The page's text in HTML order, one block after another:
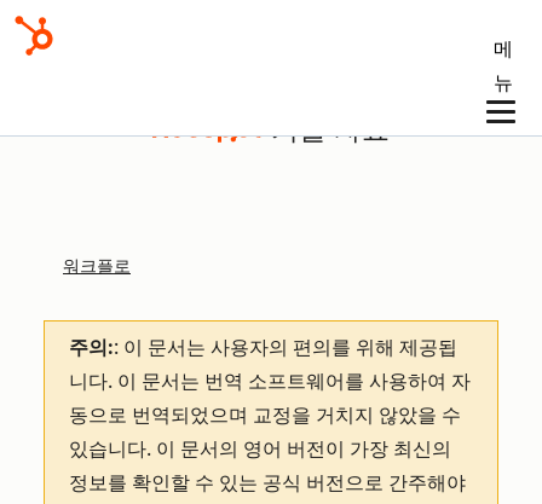
메
뉴
기술 자료
워크플로
주의:: 이 문서는 사용자의 편의를 위해 제공됩
니다. 이 문서는 번역 소프트웨어를 사용하여 자
동으로 번역되었으며 교정을 거치지 않았을 수
있습니다. 이 문서의 영어 버전이 가장 최신의
정보를 확인할 수 있는 공식 버전으로 간주해야